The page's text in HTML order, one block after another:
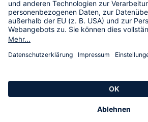
HSE International